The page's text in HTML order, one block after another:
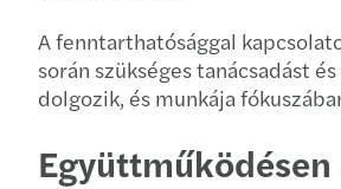
A fenntarthatósággal
során szükséges tanácsadást
dolgozik, és munkája